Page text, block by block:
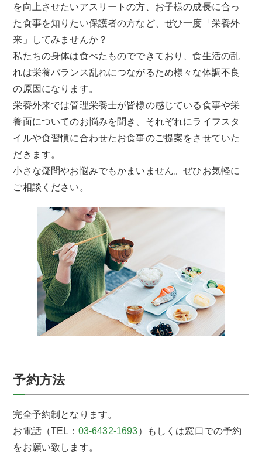
を向上させたいアスリートの方、お子様の成長に合っ
た食事を知りたい保護者の方など、ぜひ一度「栄養外
来」してみませんか？
私たちの身体は食べたものでできており、食生活の乱
れは栄養バランス乱れにつながるため様々な体調不良
の原因になります。
栄養外来では管理栄養士が皆様の感じている食事や栄
養面についてのお悩みを聞き、それぞれにライフスタ
イルや食習慣に合わせたお食事のご提案をさせていた
だきます。
小さな疑問やお悩みでもかまいません。ぜひお気軽に
ご相談ください。
予約方法
完全予約制となります。
お電話（TEL： 03-6432-1693）もしくは窓口での予約
をお願い致します。